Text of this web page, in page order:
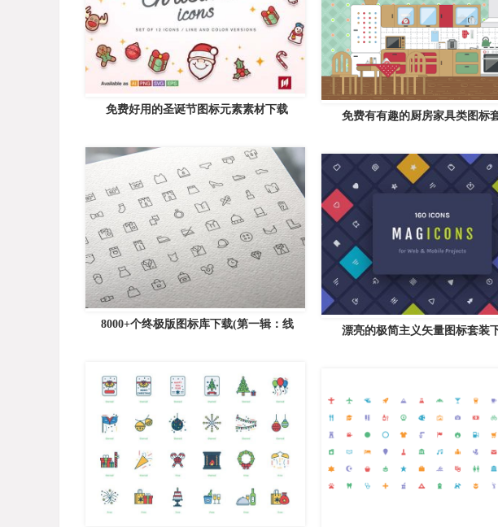
免费好用的圣诞节图标元素素材下载
免费有有趣的厨房家具类图标
8000+个终极版图标库下载(第一辑：线
漂亮的极简主义矢量图标套装